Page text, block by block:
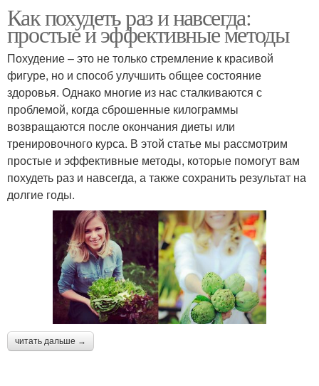
Как похудеть раз и навсегда:
простые и эффективные методы
Похудение – это не только стремление к красивой
фигуре, но и способ улучшить общее состояние
здоровья. Однако многие из нас сталкиваются с
проблемой, когда сброшенные килограммы
возвращаются после окончания диеты или
тренировочного курса. В этой статье мы рассмотрим
простые и эффективные методы, которые помогут вам
похудеть раз и навсегда, а также сохранить результат на
долгие годы.
читать дальше →